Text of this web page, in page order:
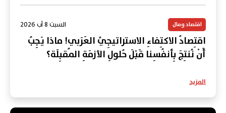
اقتصاد ومال السبت 8 آب 2026
اقتِصادُ الاكتِفاءِ الاستراتيجِيِّ العَرَبي! ماذا يَجِبُ
أَنْ نُنتِجَ بِأنفُسِنا قَبْلَ حُلولِ الأزمَةِ المُقبِلَة؟
المزيد